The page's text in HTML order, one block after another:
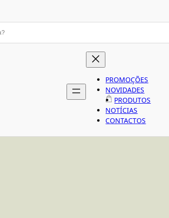
PROMOÇÕES
NOVIDADES
PRODUTOS
NOTÍCIAS
CONTACTOS